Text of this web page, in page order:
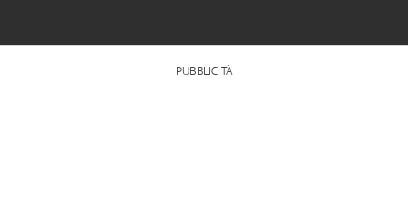
PUBBLICITÀ